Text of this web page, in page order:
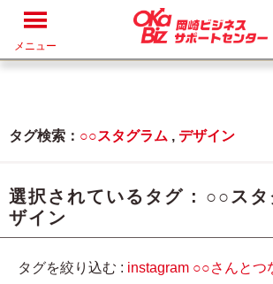
メニュー
タグ検索： ○○スタグラム , デザイン
選択されているタグ : ○○スタ
ザイン
タグを絞り込む : instagram ○○さんとつ